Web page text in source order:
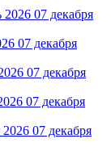
2026 07 декабря
07 декабря
07 декабря
07 декабря
2026 07 декабря